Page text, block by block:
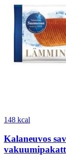
148 kcal
Kalaneuvos